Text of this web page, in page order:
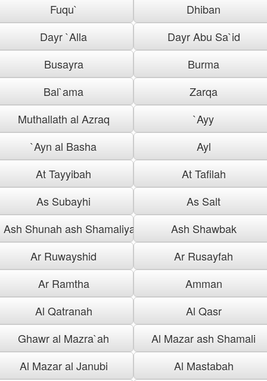
Fuqu`
Dhiban
Dayr `Alla
Dayr Abu Sa`id
Busayra
Burma
Bal`ama
Zarqa
Muthallath al Azraq
`Ayy
`Ayn al Basha
Ayl
At Tayyibah
At Tafilah
As Subayhi
As Salt
Ash Shunah ash Shamaliyah
Ash Shawbak
Ar Ruwayshid
Ar Rusayfah
Ar Ramtha
Amman
Al Qatranah
Al Qasr
Ghawr al Mazra`ah
Al Mazar ash Shamali
Al Mazar al Janubi
Al Mastabah